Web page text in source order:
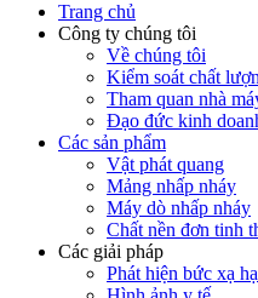
Trang chủ
Công ty chúng tôi
Về chúng tôi
Kiểm soát chất
Tham quan nhà
Đạo đức kinh
Các sản phẩm
Vật phát quang
Mảng nhấp nháy
Máy dò nhấp nháy
Chất nền đơn tinh
Các giải pháp
Phát hiện bức xạ